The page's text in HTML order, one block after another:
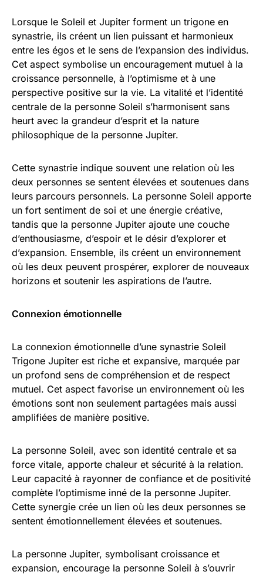
Lorsque le Soleil et Jupiter forment un trigone en
synastrie, ils créent un lien puissant et harmonieux
entre les égos et le sens de l’expansion des individus.
Cet aspect symbolise un encouragement mutuel à la
croissance personnelle, à l’optimisme et à une
perspective positive sur la vie. La vitalité et l’identité
centrale de la personne Soleil s’harmonisent sans
heurt avec la grandeur d’esprit et la nature
philosophique de la personne Jupiter.
Cette synastrie indique souvent une relation où les
deux personnes se sentent élevées et soutenues dans
leurs parcours personnels. La personne Soleil apporte
un fort sentiment de soi et une énergie créative,
tandis que la personne Jupiter ajoute une couche
d’enthousiasme, d’espoir et le désir d’explorer et
d’expansion. Ensemble, ils créent un environnement
où les deux peuvent prospérer, explorer de nouveaux
horizons et soutenir les aspirations de l’autre.
Connexion émotionnelle
La connexion émotionnelle d’une synastrie Soleil
Trigone Jupiter est riche et expansive, marquée par
un profond sens de compréhension et de respect
mutuel. Cet aspect favorise un environnement où les
émotions sont non seulement partagées mais aussi
amplifiées de manière positive.
La personne Soleil, avec son identité centrale et sa
force vitale, apporte chaleur et sécurité à la relation.
Leur capacité à rayonner de confiance et de positivité
complète l’optimisme inné de la personne Jupiter.
Cette synergie crée un lien où les deux personnes se
sentent émotionnellement élevées et soutenues.
La personne Jupiter, symbolisant croissance et
expansion, encourage la personne Soleil à s’ouvrir